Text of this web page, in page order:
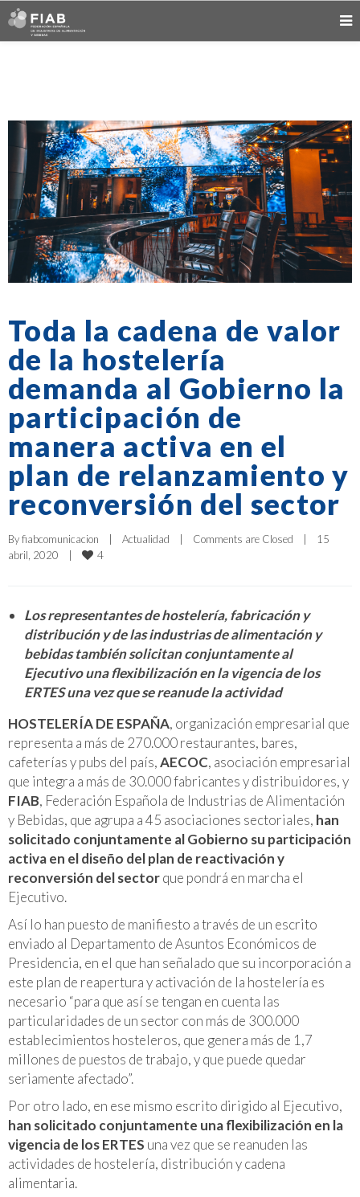
Toda la cadena de valor
de la hostelería
demanda al Gobierno la
participación de
manera activa en el
plan de relanzamiento y
reconversión del sector
By fiabcomunicacion | Actualidad | Comments are Closed |
15
abril, 2020
| 4
Los representantes de hostelería, fabricación y
distribución y de las industrias de alimentación y
bebidas también solicitan conjuntamente al
Ejecutivo una flexibilización en la vigencia de los
ERTES una vez que se reanude la actividad
HOSTELERÍA DE ESPAÑA, organización empresarial que
representa a más de 270.000 restaurantes, bares,
cafeterías y pubs del país,AECOC, asociación empresarial
que integra a más de 30.000 fabricantes y distribuidores, y
FIAB, Federación Española de Industrias de Alimentación
y Bebidas, que agrupa a 45 asociaciones sectoriales, han
solicitado conjuntamente al Gobierno su participación
activa en el diseño del plan de reactivación y
reconversión del sectorque pondrá en marcha el
Ejecutivo.
Así lo han puesto de manifiesto a través de un escrito
enviado al Departamento de Asuntos Económicos de
Presidencia, en el que han señalado que su incorporación a
este plan de reapertura y activación de la hostelería es
necesario “para que así se tengan en cuenta las
particularidades de un sector con más de 300.000
establecimientos hosteleros, que genera más de 1,7
millones de puestos de trabajo, y que puede quedar
seriamente afectado”.
Por otro lado, en ese mismo escrito dirigido al Ejecutivo,
han solicitado conjuntamente una flexibilización en la
vigencia de los ERTES una vez que se reanuden las
actividades de hostelería, distribución y cadena
alimentaria.